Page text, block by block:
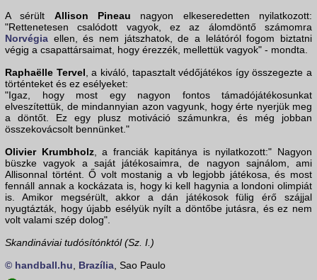
A sérült Allison Pineau nagyon elkeseredetten nyilatkozott:
"Rettenetesen csalódott vagyok, ez az álomdöntő számomra
Norvégia ellen, és nem játszhatok, de a lelátóról fogom biztatni
végig a csapattársaimat, hogy érezzék, mellettük vagyok" - mondta.
Raphaëlle Tervel, a kiváló, tapasztalt védőjátékos így összegezte a
történteket és ez esélyeket:
"Igaz, hogy most egy nagyon fontos támadójátékosunkat
elveszítettük, de mindannyian azon vagyunk, hogy érte nyerjük meg
a döntőt. Ez egy plusz motiváció számunkra, és még jobban
összekovácsolt bennünket."
Olivier Krumbholz, a franciák kapitánya is nyilatkozott:" Nagyon
büszke vagyok a saját játékosaimra, de nagyon sajnálom, ami
Allisonnal történt. Ő volt mostanig a vb legjobb játékosa, és most
fennáll annak a kockázata is, hogy ki kell hagynia a londoni olimpiát
is. Amikor megsérült, akkor a dán játékosok fülig érő szájjal
nyugtázták, hogy újabb esélyük nyílt a döntőbe jutásra, és ez nem
volt valami szép dolog".
Skandináviai tudósítónktól (Sz. I.)
© handball.hu, Brazília, Sao Paulo